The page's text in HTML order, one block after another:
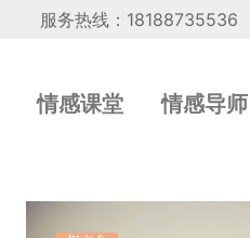
服务热线：18188735536
情感课堂 情感导师